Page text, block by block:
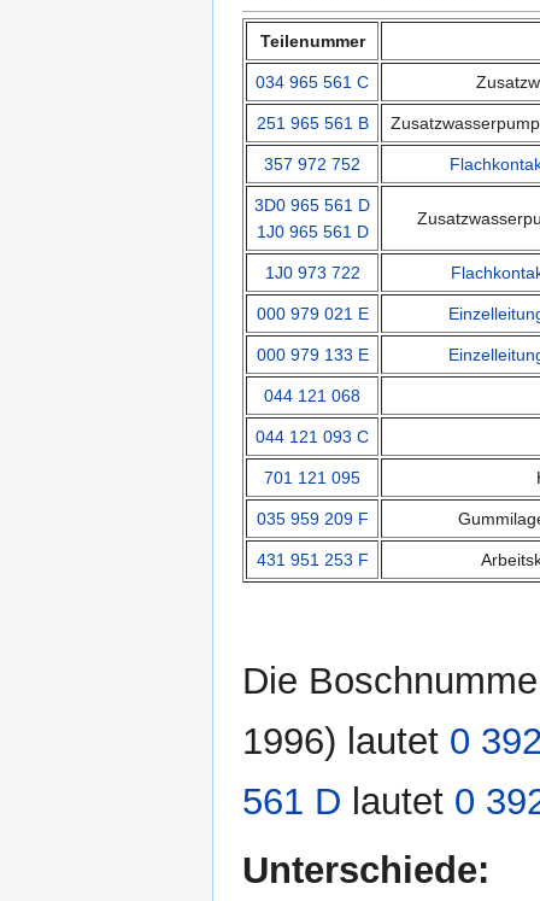
Teilenummer
034 965 561 C
251 965 561 B
357 972 752
3D0 965 561 D
1J0 965 561 D
1J0 973 722
000 979 021 E
000 979 133 E
044 121 068
044 121 093 C
701 121 095
035 959 209 F
431 951 253 F
Die
1996) lautet 0
561 D lautet 0
Unterschiede: